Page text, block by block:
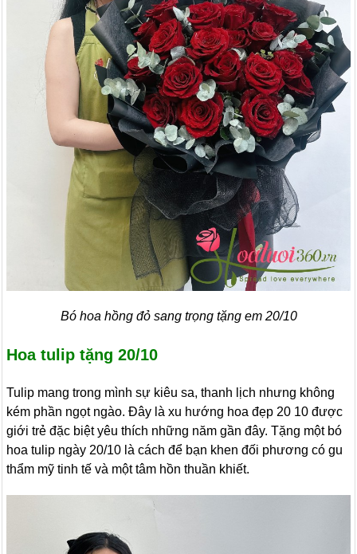
Bó hoa hồng đỏ sang trọng tặng em 20/10
Hoa tulip tặng 20/10
Tulip mang trong mình sự kiêu sa, thanh lịch nhưng không
kém phần ngọt ngào. Đây là xu hướng hoa đẹp 20 10 được
giới trẻ đặc biệt yêu thích những năm gần đây. Tặng một bó
hoa tulip ngày 20/10 là cách để bạn khen đối phương có gu
thẩm mỹ tinh tế và một tâm hồn thuần khiết.